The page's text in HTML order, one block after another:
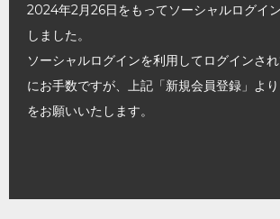
2024年2月26日をもってソーシャルログイ
しました。
ソーシャルログインを利用してログインさ
にお手数ですが、上記「新規会員登録」よ
をお願いいたします。